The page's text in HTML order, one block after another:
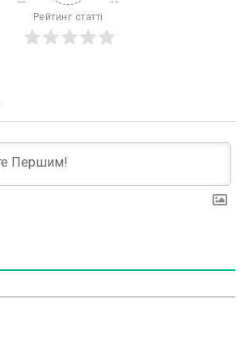
Рейтинг статті